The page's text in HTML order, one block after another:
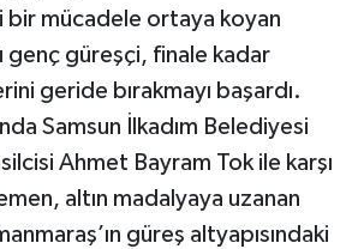
bir mücadele ortaya koyan
genç güreşçi, finale kadar
geride bırakmayı başardı.
Samsun İlkadım Belediyesi
Ahmet Bayram Tok ile karşı
altın madalyaya uzanan
güreş altyapısındaki